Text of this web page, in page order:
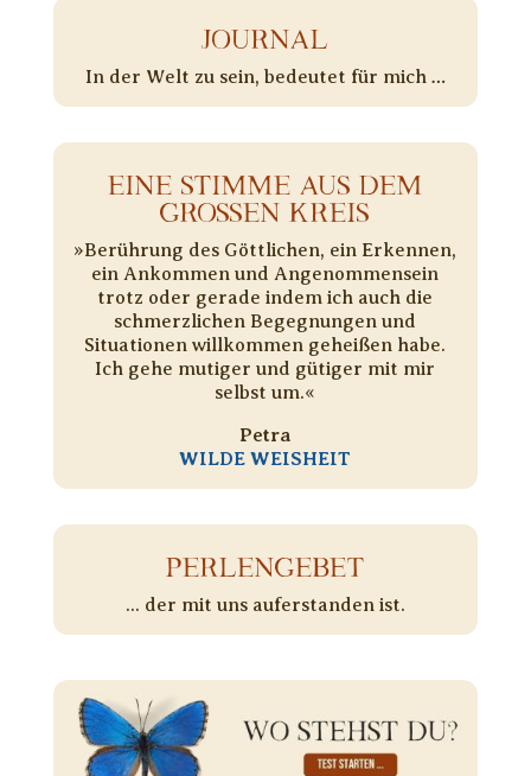
JOURNAL
In der Welt zu sein, bedeutet für mich …
EINE STIMME AUS DEM
GROSSEN KREIS
»Berührung des Göttlichen, ein Erkennen,
ein Ankommen und Angenommensein
trotz oder gerade indem ich auch die
schmerzlichen Begegnungen und
Situationen willkommen geheißen habe.
Ich gehe mutiger und gütiger mit mir
selbst um.«
Petra
WILDE WEISHEIT
PERLENGEBET
... der mit uns auferstanden ist.